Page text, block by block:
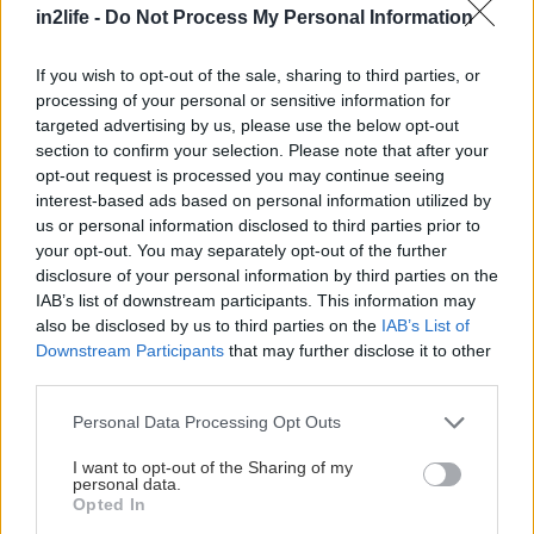
in2life - Do Not Process My Personal Information
If you wish to opt-out of the sale, sharing to third parties, or
processing of your personal or sensitive information for
targeted advertising by us, please use the below opt-out
section to confirm your selection. Please note that after your
opt-out request is processed you may continue seeing
interest-based ads based on personal information utilized by
us or personal information disclosed to third parties prior to
your opt-out. You may separately opt-out of the further
disclosure of your personal information by third parties on the
IAB’s list of downstream participants. This information may
also be disclosed by us to third parties on the IAB’s List of
Downstream Participants that may further disclose it to other
Please note that this website/app uses one or more Google
not limited to your visit or usage behaviour. You may click to
grant or deny consent to Google and its third-party tags to
use your data for below specified purposes in below Google
Personal Data Processing Opt Outs
I want to opt-out of the Sharing of my
personal data.
Opted In
Ένας γνήσιος νεοσμυρνιώτης καλοφαγάς και
κρεατοφάγος δε χρειάζεται φρου φρου κι
αρώματα στο κρεατάκι του. Θέλει την κλασική τη
δοκιμασμένη συνταγή του παραδοσιακού. Απλά
στον κατάλογο με έμφαση στα κρεατικά. Στα συν
της ταβέρνας οι μεγάλες μερίδες: τα παϊδάκια
μερίδα έρχονται με τη σέσουλα, ενώ υπερ-